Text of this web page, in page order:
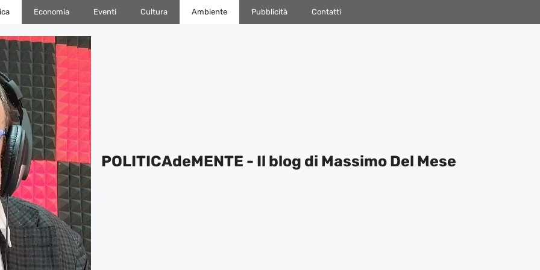
Economia Eventi Cultura Ambiente Pubblicità Contatti
POLITICAdeMENTE - Il blog di Massimo Del Mese